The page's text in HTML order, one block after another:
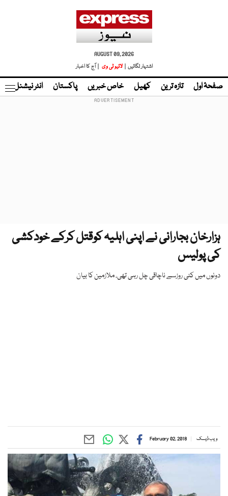
AUGUST 09, 2026
اشتہار لگائیں |
لائیو ٹی وی | آج کا اخبار
صفحۂ اول تازہ ترین کھیل خاص خبریں پاکستان انٹر نیشنل
ہزارخان بجارانی نے اپنی اہلیہ کوقتل کرکے خودکشی
کی پولیس
دونوں میں کئی روزسے ناچاقی چل رہی تھی، ملازمین کا بیان
ویب ڈیسک February 02, 2018